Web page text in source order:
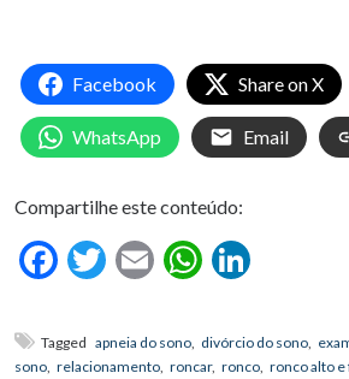
Facebook Share on X
WhatsApp Email
Compartilhe este conteúdo:
Facebook
Twitter
Email
Tagged apneia do sono divórcio do sono
sono relacionamento roncar, ronco ronco alto